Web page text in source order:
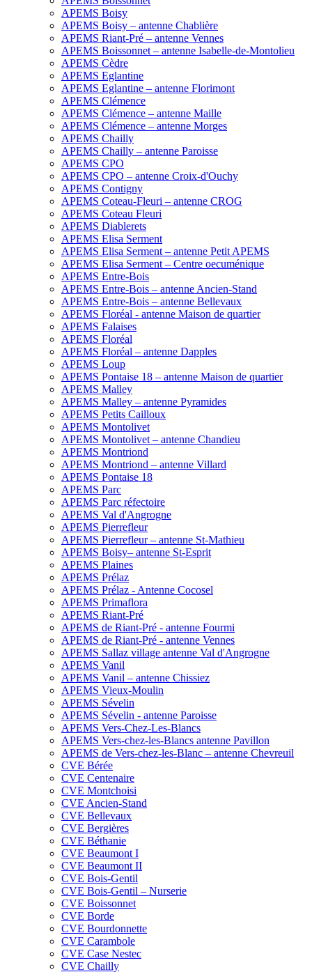
APEMS Boisy
APEMS Boisy – antenne Chablière
APEMS Riant-Pré – antenne Vennes
APEMS Boissonnet – antenne Isabelle-de-Montolieu
APEMS Cèdre
APEMS Eglantine
APEMS Eglantine – antenne Florimont
APEMS Clémence
APEMS Clémence – antenne Maille
APEMS Clémence – antenne Morges
APEMS Chailly
APEMS Chailly – antenne Paroisse
APEMS CPO
APEMS CPO – antenne Croix-d'Ouchy
APEMS Contigny
APEMS Coteau-Fleuri – antenne CROG
APEMS Coteau Fleuri
APEMS Diablerets
APEMS Elisa Serment
APEMS Elisa Serment – antenne Petit APEMS
APEMS Elisa Serment – Centre oecuménique
APEMS Entre-Bois
APEMS Entre-Bois – antenne Ancien-Stand
APEMS Entre-Bois – antenne Bellevaux
APEMS Floréal - antenne Maison de quartier
APEMS Falaises
APEMS Floréal
APEMS Floréal – antenne Dapples
APEMS Loup
APEMS Pontaise 18 – antenne Maison de quartier
APEMS Malley
APEMS Malley – antenne Pyramides
APEMS Petits Cailloux
APEMS Montolivet
APEMS Montolivet – antenne Chandieu
APEMS Montriond
APEMS Montriond – antenne Villard
APEMS Pontaise 18
APEMS Parc
APEMS Parc réfectoire
APEMS Val d'Angrogne
APEMS Pierrefleur
APEMS Pierrefleur – antenne St-Mathieu
APEMS Boisy– antenne St-Esprit
APEMS Plaines
APEMS Prélaz
APEMS Prélaz - Antenne Cocosel
APEMS Primaflora
APEMS Riant-Pré
APEMS de Riant-Pré - antenne Fourmi
APEMS de Riant-Pré - antenne Vennes
APEMS Sallaz village antenne Val d'Angrogne
APEMS Vanil
APEMS Vanil – antenne Chissiez
APEMS Vieux-Moulin
APEMS Sévelin
APEMS Sévelin - antenne Paroisse
APEMS Vers-Chez-Les-Blancs
APEMS Vers-chez-les-Blancs antenne Pavillon
APEMS de Vers-chez-les-Blanc – antenne Chevreuil
CVE Bérée
CVE Centenaire
CVE Montchoisi
CVE Ancien-Stand
CVE Bellevaux
CVE Bergières
CVE Béthanie
CVE Beaumont I
CVE Beaumont II
CVE Bois-Gentil
CVE Bois-Gentil – Nurserie
CVE Boissonnet
CVE Borde
CVE Bourdonnette
CVE Carambole
CVE Case Nestec
CVE Chailly